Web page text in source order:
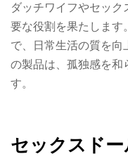
ダッチワイフやセッ
要な役割を果たします
で、日常生活の質を向
の製品は、孤独感を和
す。
セックスド